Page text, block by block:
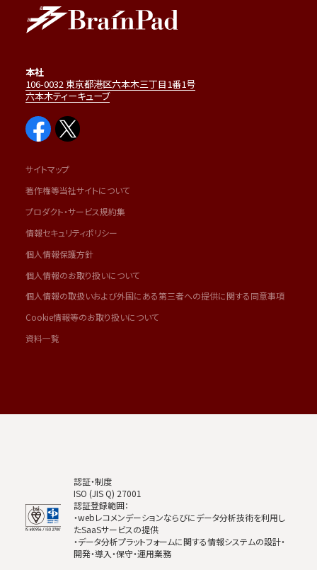
本社
106-0032 東京都港区六本木三丁目1番1号
六本木ティーキューブ
サイトマップ
著作権等当社サイトについて
プロダクト・サービス規約集
情報セキュリティポリシー
個人情報保護方針
個人情報のお取り扱いについて
個人情報の取扱いおよび外国にある第三者への提供に関する同意事項
Cookie情報等のお取り扱いについて
資料一覧
認証・制度
ISO (JIS Q) 27001
認証登録範囲：
・webレコメンデーションならびにデータ分析技術を利用し
たSaaSサービスの提供
・データ分析プラットフォームに関する情報システムの設計・
開発・導入・保守・運用業務